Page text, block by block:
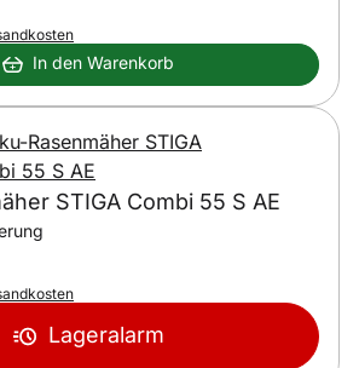
In den Warenkorb
STIGA Combi 55 S AE
Lageralarm